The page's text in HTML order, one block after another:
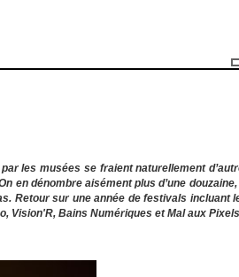
les musées se fraient naturellement
en dénombre aisément plus d’une
Retour sur une année de festivals incluant
Vision'R, Bains Numériques et Mal aux